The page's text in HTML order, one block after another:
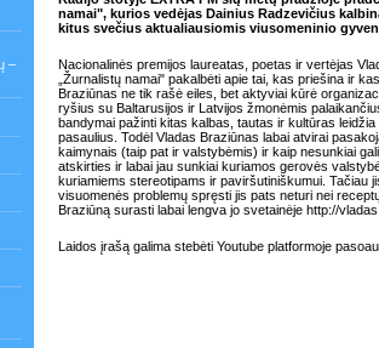
–
namai", kurios vedėjas Dainius Radzevičius
kitus svečius aktualiausiomis viusomeninio
Nacionalinės premijos laureatas, poetas ir vertėjas
„Žurnalistų namai" pakalbėti apie tai, kas priešina ir
Braziūnas ne tik rašė eiles, bet aktyviai kūrė
ryšius su Baltarusijos ir Latvijos žmonėmis
bandymai pažinti kitas kalbas, tautas ir kultūras
pasaulius. Todėl Vladas Braziūnas labai atvirai
kaimynais (taip pat ir valstybėmis) ir kaip nesunkiai
atskirties ir labai jau sunkiai kuriamos gerovės
kuriamiems stereotipams ir paviršutiniškumui. Tačiau
visuomenės problemų spręsti jis pats neturi nei
Braziūną surasti labai lengva jo svetainėje http://
Laidos įrašą galima stebėti Youtube platformoje